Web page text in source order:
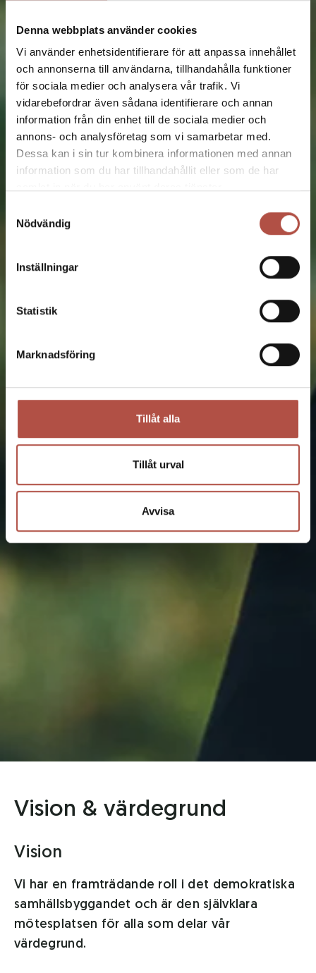
Denna webbplats använder cookies
Vi använder enhetsidentifierare för att anpassa innehållet
och annonserna till användarna, tillhandahålla funktioner
för sociala medier och analysera vår trafik. Vi
vidarebefordrar även sådana identifierare och annan
information från din enhet till de sociala medier och
annons- och analysföretag som vi samarbetar med.
Dessa kan i sin tur kombinera informationen med annan
information som du har tillhandahållit eller som de har
Nödvändig
Inställningar
Statistik
Marknadsföring
Tillåt alla
Tillåt urval
Avvisa
Vi har en framträdande roll i det demokratiska
samhällsbyggandet och är den självklara
mötesplatsen för alla som delar vår värdegrund.
Vision & värdegrund
Vision
Vi har en framträdande roll i det demokratiska
samhällsbyggandet och är den självklara
mötesplatsen för alla som delar vår
värdegrund.